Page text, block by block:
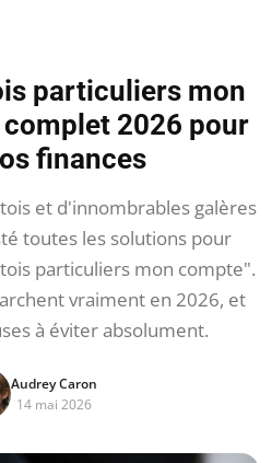
particuliers mon
2026 pour
finances
et d'innombrables galères
toutes les solutions pour
particuliers mon compte".
vraiment en 2026, et
à éviter absolument.
Audrey Caron
14 mai 2026